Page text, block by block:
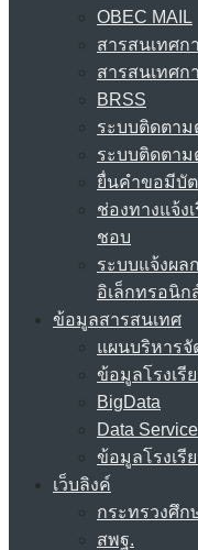
OBEC MAIL
สารสนเทศก
สารสนเทศก
BRSS
ระบบติดตาม
ระบบติดตา
ยื่นคำขอมีบั
ช่องทางแจ้ง
ชอบ
ระบบแจ้งผล
อิเล็กทรอนิก
ข้อมูลสารสนเทศ
แผนบริหาร
ข้อมูลโรงเรี
BigData
Data
ข้อมูลโรงเรี
เว็บลิงค์
กระทรวงศึก
สพฐ.